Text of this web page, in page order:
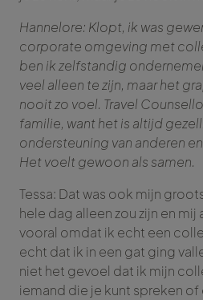
Hannelore: Klopt, ik was
corporate omgeving met
ben ik zelfstandig
veel alleen te zijn, maar het
nooit zo voel. Travel
familie, want het is altijd
ondersteuning van anderen
Het voelt gewoon als samen.
Tessa: Dat was ook mijn
hele dag alleen zou zijn en mij
vooral omdat ik echt een
echt dat ik in een gat ging
niet het gevoel dat ik mijn
iemand die je kunt spreken of